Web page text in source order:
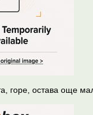
горе, остава още